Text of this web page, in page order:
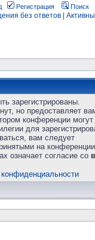
Регистрация Поиск
без ответов
зарегистрированы.
но предоставляет
конференции
для
вам следует
на
означает согласие со